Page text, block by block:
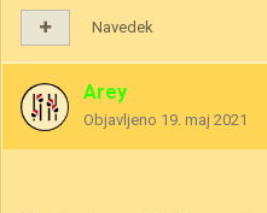
Navedek
Arey
Objavljeno 19. maj 2021